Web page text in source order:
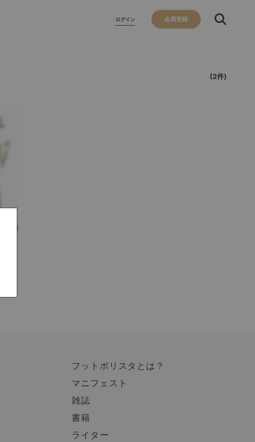
ログイン 会員登録
(2件)
フットボリスタとは？
マニフェスト
雑誌
書籍
ライター